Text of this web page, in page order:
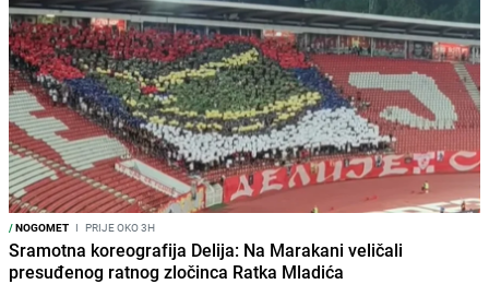
/NOGOMET I PRIJE OKO 3H
Sramotna koreografija Delija: Na Marakani veličali
presuđenog ratnog zločinca Ratka Mladića